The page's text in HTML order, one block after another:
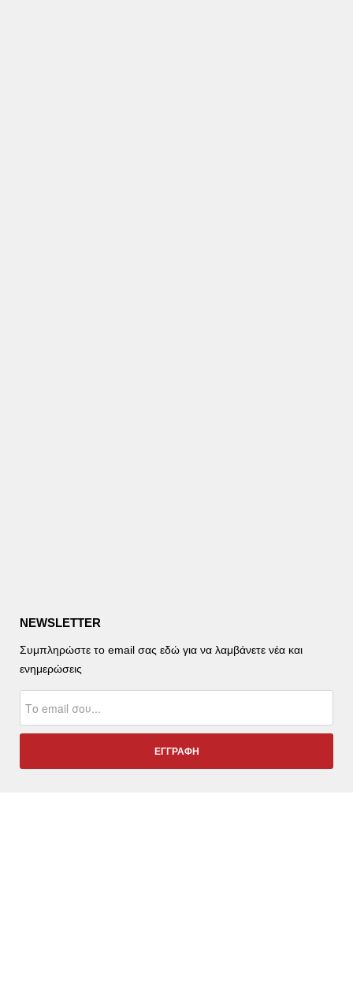
NEWSLETTER
Συμπληρώστε το email σας εδώ για να λαμβάνετε νέα και
ενημερώσεις